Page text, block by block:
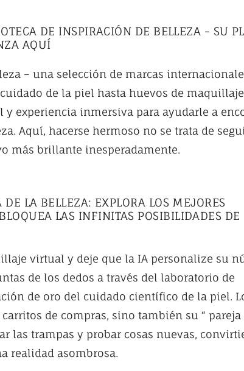
DE INSPIRACIÓN DE BELLEZA - SU
AQUÍ
– una selección de marcas
de la piel hasta huevos de
experiencia inmersiva para ayudarle a
Aquí, hacerse hermoso no se trata de
más brillante inesperadamente.
LA BELLEZA: EXPLORA LOS MEJORES
LAS INFINITAS POSIBILIDADES DE
virtual y deje que la IA personalize su
de los dedos a través del laboratorio de
de oro del cuidado científico de la piel.
de compras, sino también su “ pareja
las trampas y probar cosas nuevas,
realidad asombrosa.